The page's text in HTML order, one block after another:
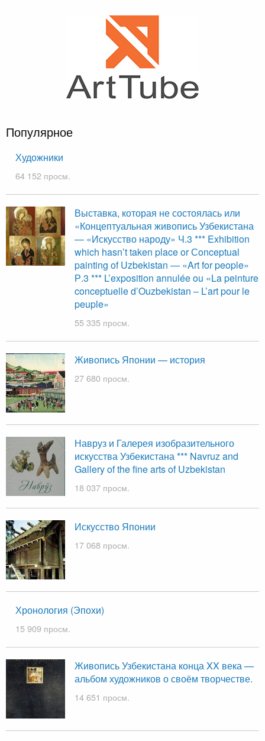
Популярное
Художники
64 152 просм.
Выставка, которая не состоялась или
«Концептуальная живопись Узбекистана
— «Искусство народу» Ч.3 *** Exhibition
which hasn’t taken place or Сonceptual
painting of Uzbekistan — «Art for people»
Р.3 *** L’exposition annulée ou «La peinture
conceptuelle d’Ouzbekistan – L’art pour le
peuple»
55 335 просм.
Живопись Японии — история
27 680 просм.
Навруз и Галерея изобразительного
искусства Узбекистана *** Navruz and
Gallery of the fine arts of Uzbekistan
18 037 просм.
Искусство Японии
17 068 просм.
Хронология (Эпохи)
15 909 просм.
Живопись Узбекистана конца XX века —
альбом художников о своём творчестве.
14 651 просм.